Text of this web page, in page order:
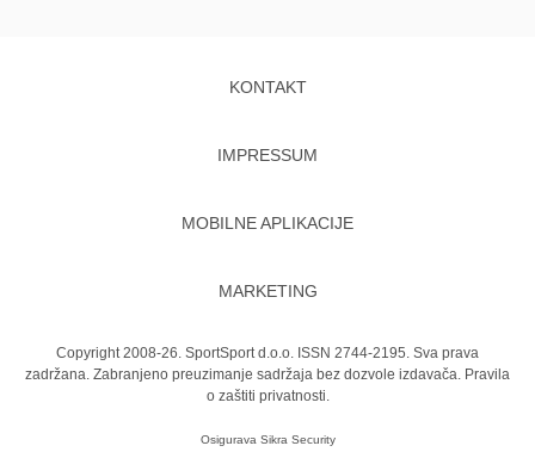
KONTAKT
IMPRESSUM
MOBILNE APLIKACIJE
MARKETING
Copyright 2008-26. SportSport d.o.o. ISSN 2744-2195. Sva prava
zadržana. Zabranjeno preuzimanje sadržaja bez dozvole izdavača. Pravila
o zaštiti privatnosti.
Osigurava Sikra Security